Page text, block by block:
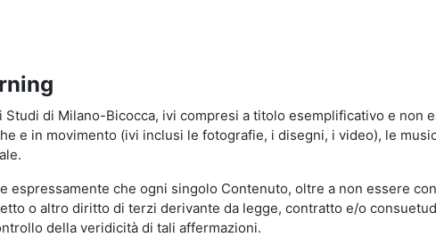
di Milano-Bicocca, ivi compresi a titolo esemplificativo e non
e in movimento (ivi inclusi le fotografie, i disegni, i video), le
che ogni singolo Contenuto, oltre a non essere
o altro diritto di terzi derivante da legge, contratto e/o
della veridicità di tali affermazioni.